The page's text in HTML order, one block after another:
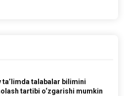
ta’limda talabalar bilimini
tartibi o‘zgarishi mumkin